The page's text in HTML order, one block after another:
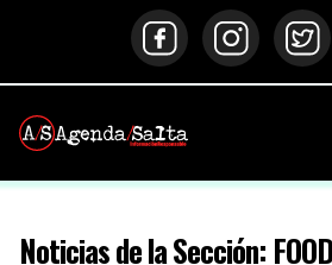
Noticias de la Sección: